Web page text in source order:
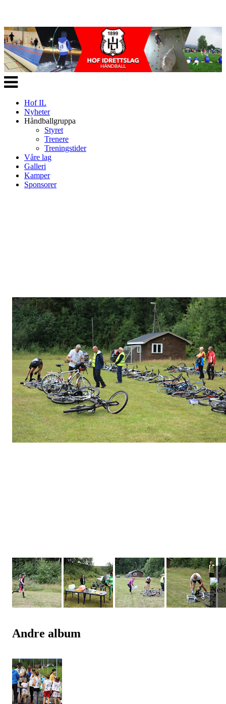
Veksle
navigasjon
Hof IL
Nyheter
Håndballgruppa
Styret
Trenere
Treningstider
Våre lag
Galleri
Kamper
Sponsorer
Andre album